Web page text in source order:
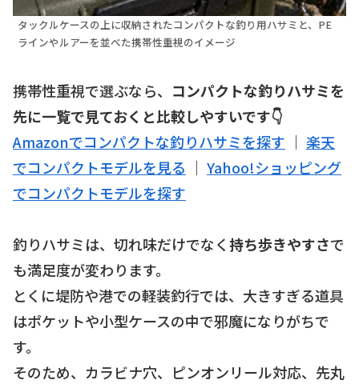
タックルケースの上に収納されたコンパクトな釣り用ハサミと、PE
ラインやルアーを並べた携帯性重視のイメージ
携帯性重視で選ぶなら、 コンパクトな釣りハサミを
先に一覧で見ておくと比較しやすいです👇
Amazonでコンパクトな釣りハサミを探す ｜ 楽天
でコンパクトモデルを見る ｜ Yahoo!ショッピング
でコンパクトモデルを探す
釣りハサミは、切れ味だけでなく持ち歩きやすさで
も満足度が変わります。
とくに堤防や港での軽装釣行では、大きすぎる道具
はポケットや小型ケースの中で邪魔になりがちで
す。
そのため、カラビナ穴、ピンオンリール対応、先丸